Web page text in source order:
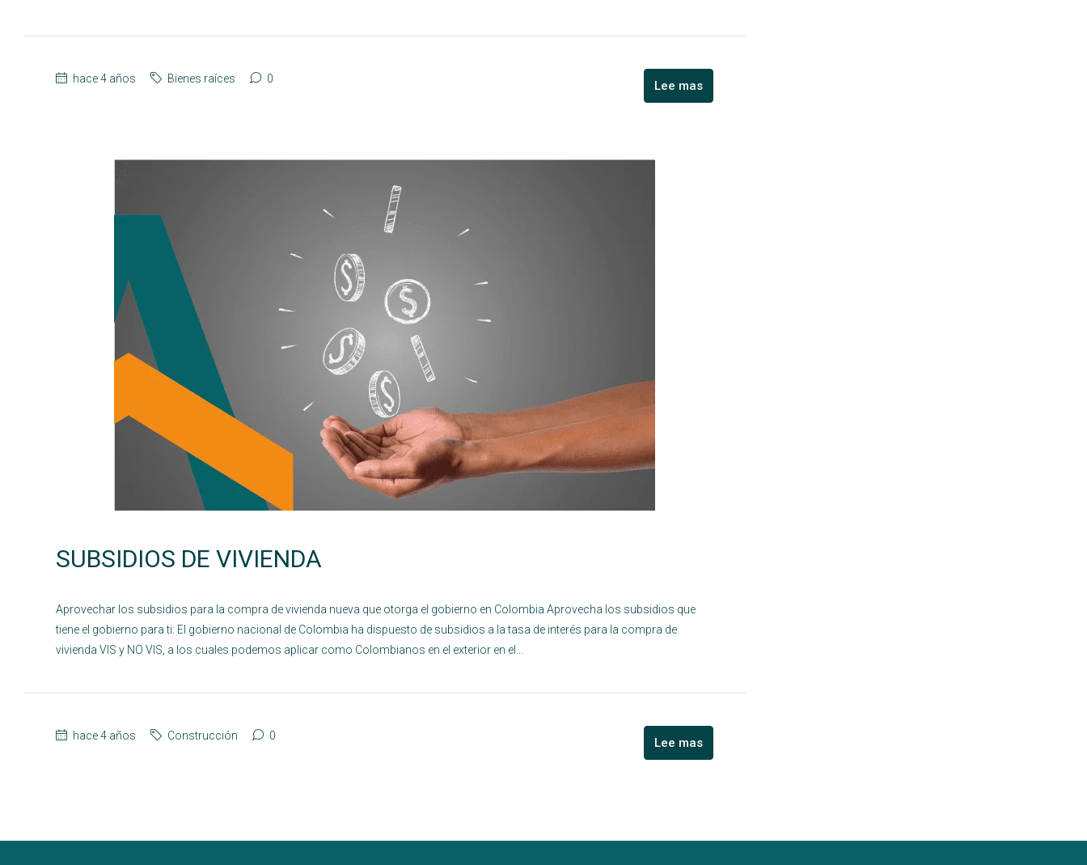
hace 4 años Bienes raíces 0 Lee mas
SUBSIDIOS DE VIVIENDA
Aprovechar los subsidios para la compra de vivienda nueva que otorga el gobierno en Colombia Aprovecha los subsidios que
tiene el gobierno para ti: El gobierno nacional de Colombia ha dispuesto de subsidios a la tasa de interés para la compra de
vivienda VIS y NO VIS, a los cuales podemos aplicar como Colombianos en el exterior en el...
hace 4 años Construcción 0 Lee mas